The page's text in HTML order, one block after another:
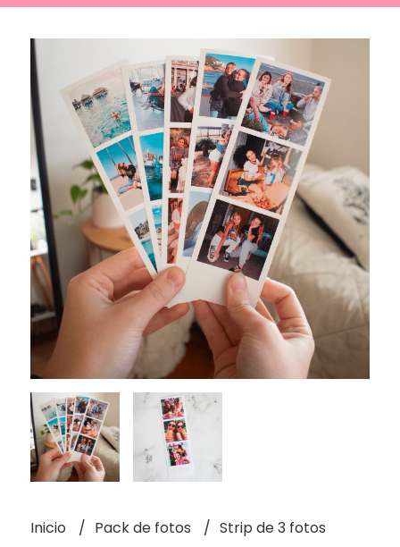
Inicio Pack de fotos Strip de 3 fotos